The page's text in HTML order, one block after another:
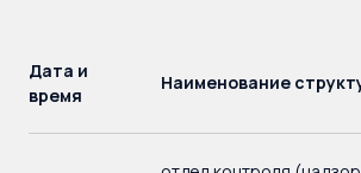
Дата и
время
Наименование